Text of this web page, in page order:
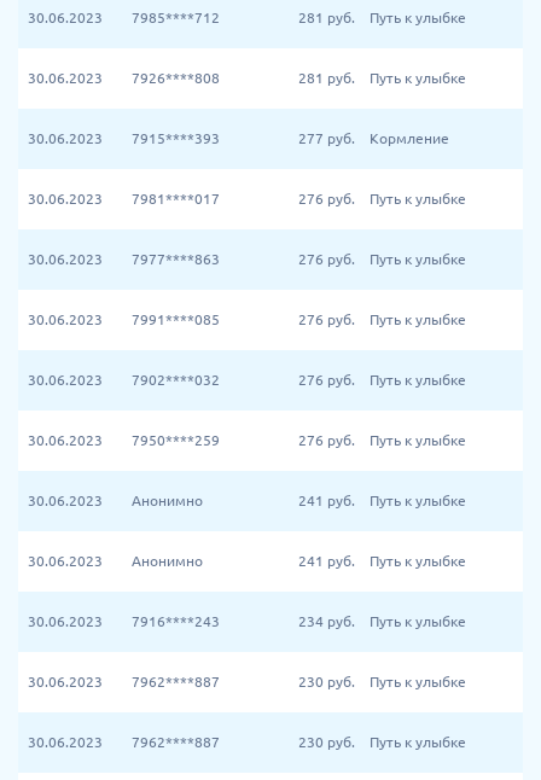
30.06.2023 7985****712 281 руб. Путь к улыбке
30.06.2023 7926****808 281 руб. Путь к улыбке
30.06.2023 7915****393 277 руб. Кормление
30.06.2023 7981****017 276 руб. Путь к улыбке
30.06.2023 7977****863 276 руб. Путь к улыбке
30.06.2023 7991****085 276 руб. Путь к улыбке
30.06.2023 7902****032 276 руб. Путь к улыбке
30.06.2023 7950****259 276 руб. Путь к улыбке
30.06.2023 Анонимно 241 руб. Путь к улыбке
30.06.2023 Анонимно 241 руб. Путь к улыбке
30.06.2023 7916****243 234 руб. Путь к улыбке
30.06.2023 7962****887 230 руб. Путь к улыбке
30.06.2023 7962****887 230 руб. Путь к улыбке